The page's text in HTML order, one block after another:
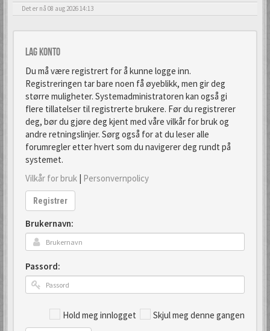
Det er nå 08 aug 2026 14:13
Lag konto
Du må være registrert for å kunne logge inn.
Registreringen tar bare noen få øyeblikk, men gir deg
større muligheter. Systemadministratoren kan også gi
flere tillatelser til registrerte brukere. Før du registrerer
deg, bør du gjøre deg kjent med våre vilkår for bruk og
andre retningslinjer. Sørg også for at du leser alle
forumregler etter hvert som du navigerer deg rundt på
systemet.
Vilkår for bruk | Personvernpolicy
Registrer
Brukernavn:
Passord:
Hold meg innlogget Skjul meg denne gangen